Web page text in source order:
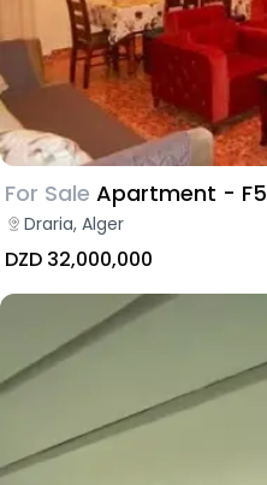
For Sale Apartment - F5
Draria, Alger
DZD 32,000,000